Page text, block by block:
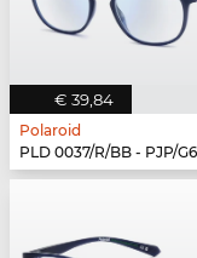
€ 39,84
Polaroid
PLD 0037/R/BB - PJP/G6